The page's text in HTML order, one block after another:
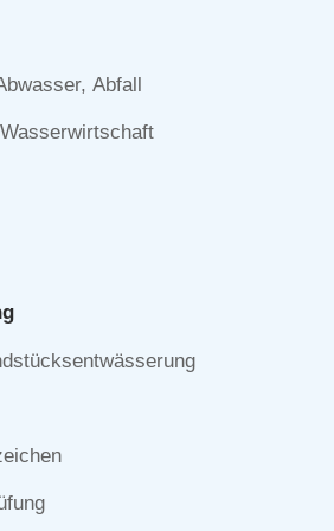
Abfall